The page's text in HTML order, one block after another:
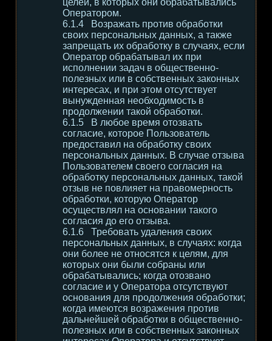
целей, в которых они обрабатывались
Оператором.
Возражать против обработки
своих персональных данных, а также
запрещать их обработку в случаях, если
Оператор обрабатывал их при
исполнении задач в общественно-
полезных или в собственных законных
интересах, и при этом отсутствует
вынужденная необходимость в
продолжении такой обработки.
В любое время отозвать
согласие, которое Пользователь
предоставил на обработку своих
персональных данных. В случае отзыва
Пользователем своего согласия на
обработку персональных данных, такой
отзыв не повлияет на правомерность
обработки, которую Оператор
осуществлял на основании такого
согласия до его отзыва.
Требовать удаления своих
персональных данных, в случаях: когда
они более не относятся к целям, для
которых они были собраны или
обрабатывались; когда отозвано
согласие и у Оператора отсутствуют
основания для продолжения обработки;
когда имеются возражения против
дальнейшей обработки в общественно-
полезных или в собственных законных